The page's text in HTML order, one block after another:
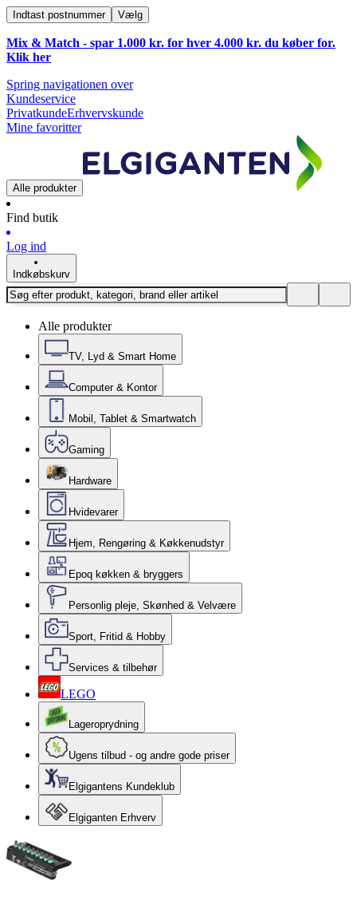
Indtast postnummer Vælg
Mix & Match - spar 1.000 kr. for hver 4.000 kr. du køber for.
Klik her
Spring navigationen over
Kundeservice
PrivatkundeErhvervskunde
Mine favoritter
Alle produkter
Find butik
Log ind
Indkøbskurv
Alle produkter
TV, Lyd & Smart Home
Computer & Kontor
Mobil, Tablet & Smartwatch
Gaming
Hardware
Hvidevarer
Hjem, Rengøring & Køkkenudstyr
Epoq køkken & bryggers
Personlig pleje, Skønhed & Velvære
Sport, Fritid & Hobby
Services & tilbehør
LEGO
Lageroprydning
Ugens tilbud - og andre gode priser
Elgigantens Kundeklub
Elgiganten Erhverv